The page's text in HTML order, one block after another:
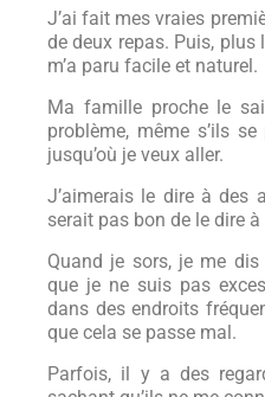
J’ai fait mes vraies
de deux repas. Puis,
m’a paru facile et naturel.
Ma famille proche le
problème, même s’ils
jusqu’où je veux aller.
J’aimerais le dire à des
serait pas bon de le dire à
Quand je sors, je me
que je ne suis pas
dans des endroits
que cela se passe mal.
Parfois, il y a des